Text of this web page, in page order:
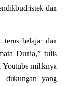
dan
terus belajar dan
Dunia,” tulis
Youtube miliknya
dukungan yang